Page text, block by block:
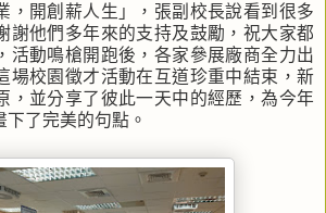
，開創薪人生」，張副校長說看到很多
謝他們多年來的支持及鼓勵，祝大家都
活動鳴槍開跑後，各家參展廠商全力出
場校園徵才活動在互道珍重中結束，新
，並分享了彼此一天中的經歷，為今年
了完美的句點。